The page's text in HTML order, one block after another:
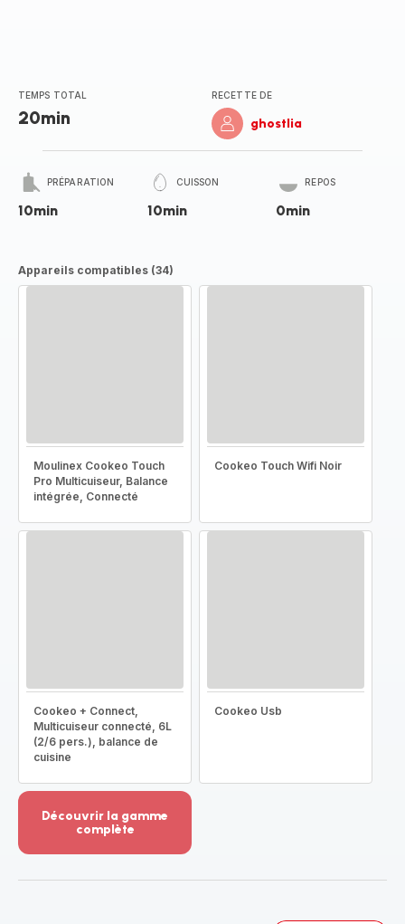
TEMPS TOTAL
20min
RECETTE DE
ghostlia
PRÉPARATION
10min
CUISSON
10min
REPOS
0min
Appareils compatibles (34)
Moulinex Cookeo Touch
Pro Multicuiseur, Balance
intégrée, Connecté
Cookeo Touch Wifi Noir
Cookeo + Connect,
Multicuiseur connecté, 6L
(2/6 pers.), balance de
cuisine
Cookeo Usb
Découvrir la gamme
complète
-